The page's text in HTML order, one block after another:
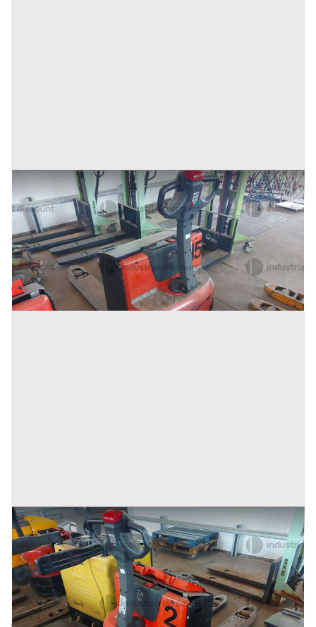
14#9470 Transpallet elettrico BT
Inserito il: 10/02/2026
Conselve (Padova)
Annuncio scaduto
Prezzo
292 €
Codice annuncio: 1823333690
13#9470 Transpallet elettrico BT LWE200
Inserito il: 10/02/2026
Conselve (Padova)
Prezzo
324 €
Codice annuncio:829615081